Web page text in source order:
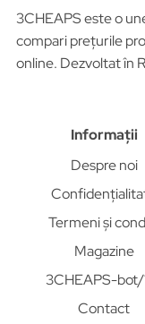
3CHEAPS este o
compari prețurile
online. Dezvoltat în
Informații
Despre noi
Termeni și
Magazine
3CHEAPS-bot/
Contact